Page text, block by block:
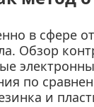
в сфере
Обзор
по
и